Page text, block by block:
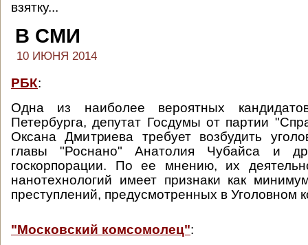
взятку...
В СМИ
10 ИЮНЯ 2014
РБК:
Одна из наиболее вероятных
Петербурга, депутат Госдумы от партии
Оксана Дмитриева требует возбудить
главы "Роснано" Анатолия Чубайса и
госкорпорации. По ее мнению, их
нанотехнологий имеет признаки как
преступлений, предусмотренных в Уголовном
"Московский комсомолец":